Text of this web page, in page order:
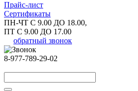
Прайс-лист
Сертификаты
ПН-ЧТ С 9.00 ДО 18.00,
ПТ С 9.00 ДО 17.00
обратный звонок
8-977-789-29-02